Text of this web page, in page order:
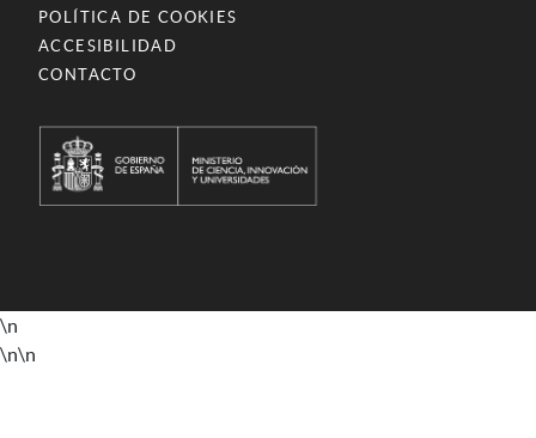
POLÍTICA DE COOKIES
ACCESIBILIDAD
CONTACTO
\n
\n\n